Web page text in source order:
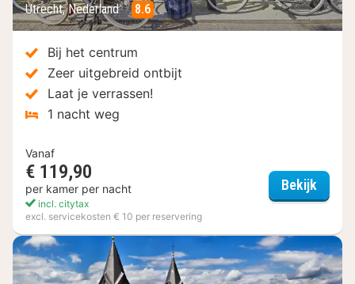
Utrecht, Nederland 8.6
Bij het centrum
Zeer uitgebreid ontbijt
Laat je verrassen!
1 nacht weg
Vanaf
€ 119,90
per kamer per nacht
incl. citytax
excl. servicekosten € 10 per reservering
Bekijk